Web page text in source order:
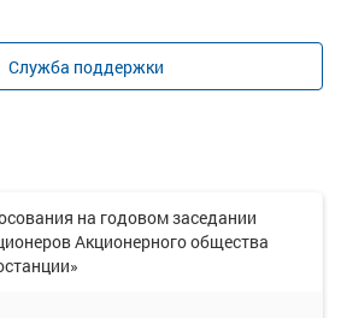
Служба поддержки
на годовом заседании
Акционерного общества